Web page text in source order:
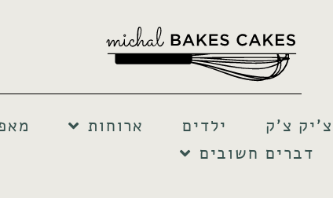
צ'יק צ'ק ילדים ארוחות
דברים חשובים